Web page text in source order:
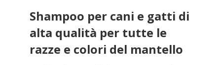
Shampoo per cani e gatti di
alta qualità per tutte le
razze e colori del mantello